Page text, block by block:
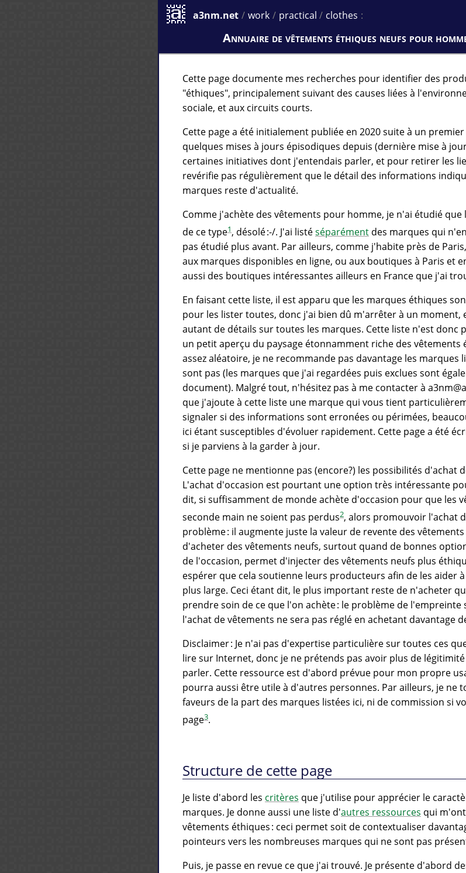
a3nm.net / work / practical / clothes :
Annuaire de vêtements éthiques neufs pour
Cette page documente mes recherches pour identifier des
"éthiques", principalement suivant des causes liées à
sociale, et aux circuits courts.
Cette page a été initialement publiée en 2020 suite à un
quelques mises à jours épisodiques depuis (dernière mise à
certaines initiatives dont j'entendais parler, et pour retirer les
revérifie pas régulièrement que le détail des informations
marques reste d'actualité.
Comme j'achète des vêtements pour homme, je n'ai étudié
de ce type1, désolé :-/. J'ai listéséparément des marques qui
pas étudié plus avant. Par ailleurs, comme j'habite près de
aux marques disponibles en ligne, ou aux boutiques à Paris et
aussi des boutiques intéressantes ailleurs en France que j'ai
En faisant cette liste, il est apparu que les marques éthiques
pour les lister toutes, donc j'ai bien dû m'arrêter à un moment,
autant de détails sur toutes les marques. Cette liste n'est donc
un petit aperçu du paysage étonnamment riche des vêtements
assez aléatoire, je ne recommande pas davantage les marques
sont pas (les marques que j'ai regardées puis exclues sont
document). Malgré tout, n'hésitez pas à me contacter à a3nm
que j'ajoute à cette liste une marque qui vous tient
signaler si des informations sont erronées ou périmées,
ici étant susceptibles d'évoluer rapidement. Cette page a été
si je parviens à la garder à jour.
Cette page ne mentionne pas (encore?) les possibilités d'achat
L'achat d'occasion est pourtant une option très intéressante
dit, si suffisamment de monde achète d'occasion pour que les
seconde main ne soient pas perdus2, alors promouvoir l'achat
problème : il augmente juste la valeur de revente des
d'acheter des vêtements neufs, surtout quand de bonnes
de l'occasion, permet d'injecter des vêtements neufs plus
espérer que cela soutienne leurs producteurs afin de les aider
plus large. Ceci étant dit, le plus important reste de n'acheter
prendre soin de ce que l'on achète : le problème de
l'achat de vêtements ne sera pas réglé en achetant davantage
Disclaimer : Je n'ai pas d'expertise particulière sur toutes ces
lire sur Internet, donc je ne prétends pas avoir plus de
parler. Cette ressource est d'abord prévue pour mon propre
pourra aussi être utile à d'autres personnes. Par ailleurs, je ne
faveurs de la part des marques listées ici, ni de commission si
page3.
Structure de cette page
Je liste d'abord les critères que j'utilise pour apprécier le
marques. Je donne aussi une liste d'autres ressources qui
vêtements éthiques : ceci permet soit de contextualiser
pointeurs vers les nombreuses marques qui ne sont pas
Puis, je passe en revue ce que j'ai trouvé. Je présente d'abord